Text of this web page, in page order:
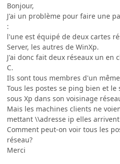
Bonjour,
J'ai un problème pour faire une
:
l'une est équipé de deux cartes
Server, les autres de WinXp.
J'ai donc fait deux réseaux un en
C.
Ils sont tous membres d'un
Tous les postes se ping bien et
sous Xp dans son voisinage
Mais les machines clients ne
mettant \\adresse ip elles
Comment peut-on voir tous les
réseau?
Merci